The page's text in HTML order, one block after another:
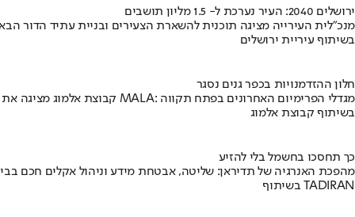
ירושלים 2040: העיר נערכת ל- 1.5 מליון תושבים
מנכ"לית העירייה מציגה תוכנית להשארת הצעירים ובניית עתיד הדור
בשיתוף עיריית ירושלים
חלון ההזדמנויות בכפר גנים נסגר
קבוצת אלמוג מציגה את פרויקט MALA: מגדלי הפרימיום האחרונים בפתח תקווה
בשיתוף קבוצת אלמוג
כך תחסכו בחשמל בלי להזיע
מהפכת האנרגיה של תדיראן: שליטה, אבטחת מידע וניהול אקלים חכם
בשיתוף TADIRAN